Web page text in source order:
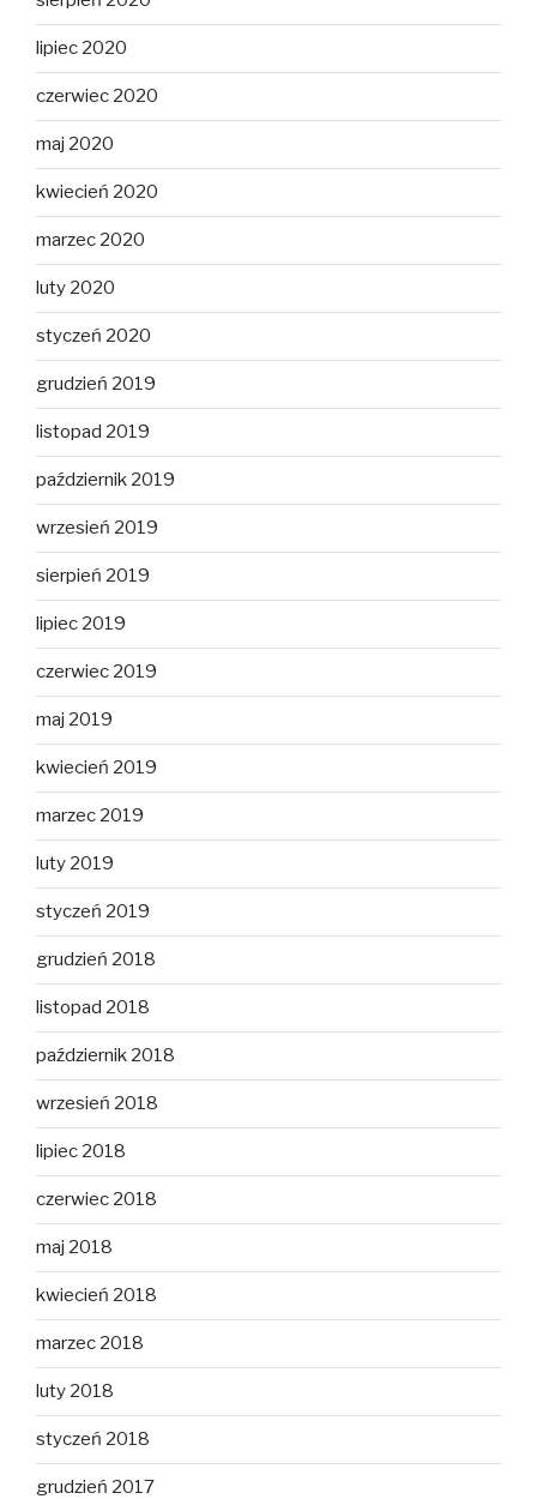
lipiec 2020
czerwiec 2020
maj 2020
kwiecień 2020
marzec 2020
luty 2020
styczeń 2020
grudzień 2019
listopad 2019
październik 2019
wrzesień 2019
sierpień 2019
lipiec 2019
czerwiec 2019
maj 2019
kwiecień 2019
marzec 2019
luty 2019
styczeń 2019
grudzień 2018
listopad 2018
październik 2018
wrzesień 2018
lipiec 2018
czerwiec 2018
maj 2018
kwiecień 2018
marzec 2018
luty 2018
styczeń 2018
grudzień 2017